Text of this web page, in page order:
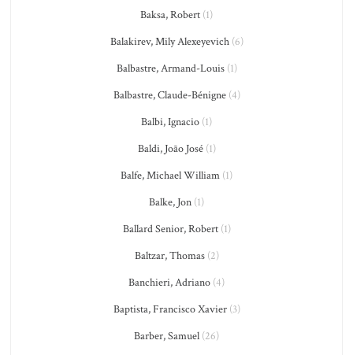
Baksa, Robert (1)
Balakirev, Mily Alexeyevich(6)
Balbastre, Armand-Louis(1)
Balbastre, Claude-Bénigne(4)
Balbi, Ignacio (1)
Baldi, João José(1)
Balfe, Michael William (1)
Balke, Jon (1)
Ballard Senior, Robert(1)
Baltzar, Thomas(2)
Banchieri, Adriano (4)
Baptista, Francisco Xavier(3)
Barber, Samuel (26)